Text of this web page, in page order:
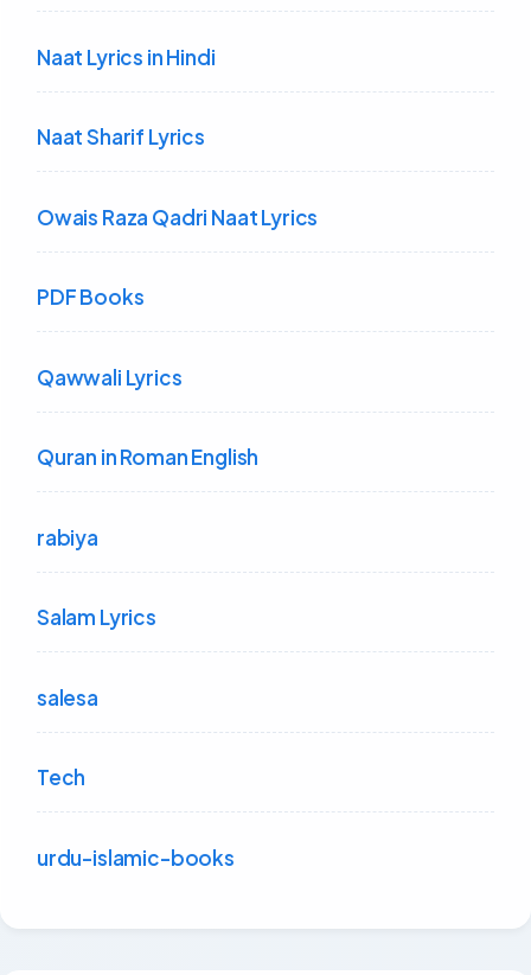
Naat Lyrics in Hindi
Naat Sharif Lyrics
Owais Raza Qadri Naat Lyrics
PDF Books
Qawwali Lyrics
Quran in Roman English
rabiya
Salam Lyrics
salesa
Tech
urdu-islamic-books